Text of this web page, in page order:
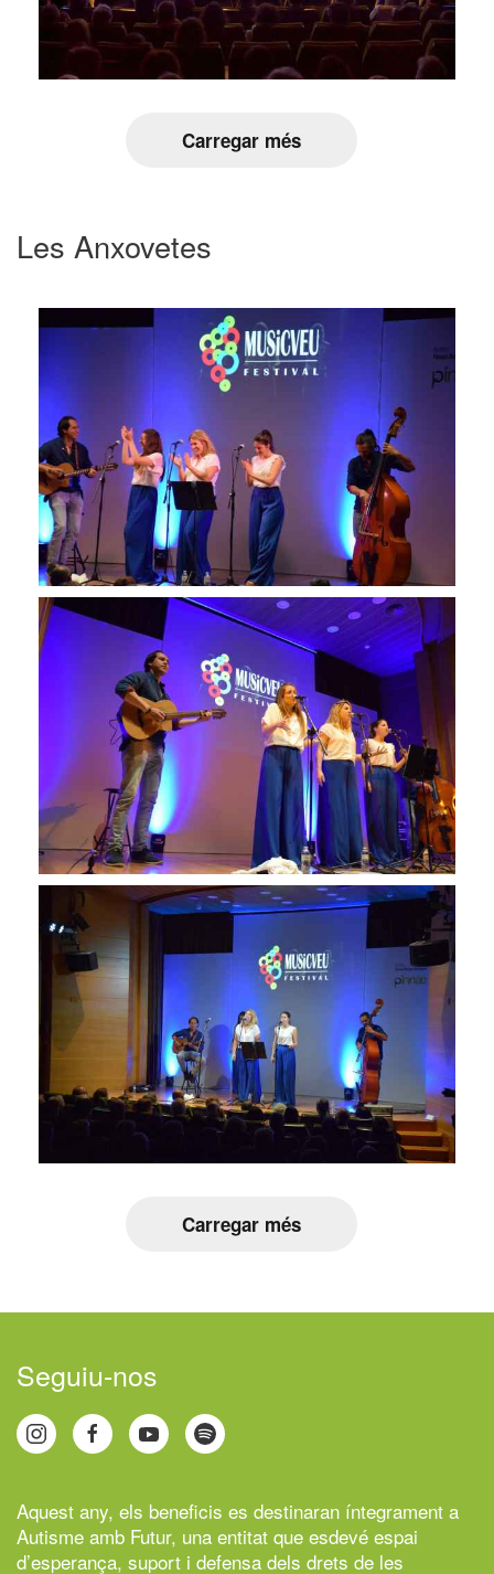
Carregar més
Les Anxovetes
Carregar més
Seguiu-nos
Aquest any, els beneficis es destinaran íntegrament a
Autisme amb Futur, una entitat que esdevé espai
d’esperança, suport i defensa dels drets de les